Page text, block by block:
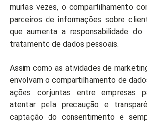
muitas vezes, o compartilhamento
parceiros de informações sobre
que aumenta a responsabilidade do
tratamento de dados pessoais.
Assim como as atividades de
envolvam o compartilhamento de
ações conjuntas entre empresas
atentar pela precaução e
captação do consentimento e